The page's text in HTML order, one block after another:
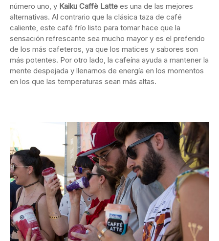
número uno, y Kaiku Caffè Latte es una de las mejores
alternativas. Al contrario que la clásica taza de café
caliente, este café frío listo para tomar hace que la
sensación refrescante sea mucho mayor y es el preferido
de los más cafeteros, ya que los matices y sabores son
más potentes. Por otro lado, la cafeína ayuda a mantener la
mente despejada y llenarnos de energía en los momentos
en los que las temperaturas sean más altas.